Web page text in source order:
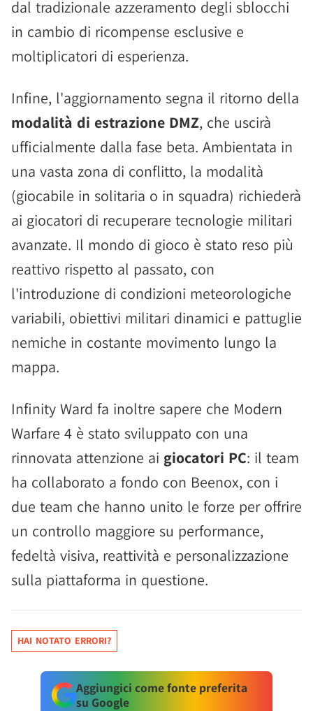
dal tradizionale azzeramento degli sblocchi
in cambio di ricompense esclusive e
moltiplicatori di esperienza.
Infine, l'aggiornamento segna il ritorno della
modalità di estrazione DMZ, che uscirà
ufficialmente dalla fase beta. Ambientata in
una vasta zona di conflitto, la modalità
(giocabile in solitaria o in squadra) richiederà
ai giocatori di recuperare tecnologie militari
avanzate. Il mondo di gioco è stato reso più
reattivo rispetto al passato, con
l'introduzione di condizioni meteorologiche
variabili, obiettivi militari dinamici e pattuglie
nemiche in costante movimento lungo la
mappa.
Infinity Ward fa inoltre sapere che Modern
Warfare 4 è stato sviluppato con una
rinnovata attenzione ai giocatori PC: il team
ha collaborato a fondo con Beenox, con i
due team che hanno unito le forze per offrire
un controllo maggiore su performance,
fedeltà visiva, reattività e personalizzazione
sulla piattaforma in questione.
HAI NOTATO ERRORI?
Aggiungici come fonte preferita
su Google